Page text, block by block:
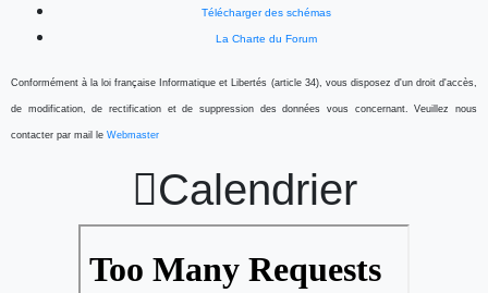
Télécharger des schémas
La Charte du Forum
Conformément à la loi française Informatique et Libertés (article 34), vous disposez d'un droit d'accès,
de modification, de rectification et de suppression des données vous concernant. Veuillez nous
contacter par mail le Webmaster
Calendrier